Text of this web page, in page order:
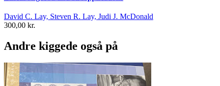
David C. Lay, Steven R. Lay, Judi J. McDonald
300,00 kr.
Andre kiggede også på